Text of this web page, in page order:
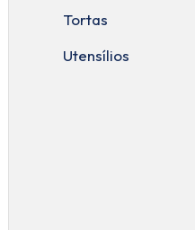
Tortas
Utensílios